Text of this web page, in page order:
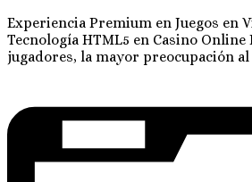
Experiencia Premium en Juegos en
Tecnología HTML5 en Casino Online
jugadores, la mayor preocupación